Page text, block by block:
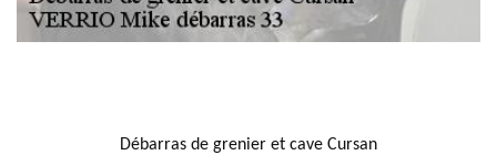
Débarras de grenier et cave Cursan